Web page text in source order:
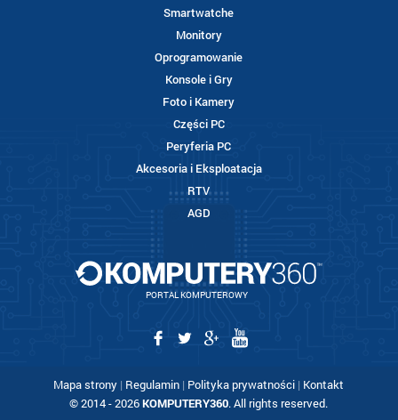
Smartwatche
Monitory
Oprogramowanie
Konsole i Gry
Foto i Kamery
Części PC
Peryferia PC
Akcesoria i Eksploatacja
RTV
AGD
PORTAL KOMPUTEROWY
Mapa strony | Regulamin | Polityka prywatności | Kontakt
© 2014 - 2026KOMPUTERY360. All rights reserved.